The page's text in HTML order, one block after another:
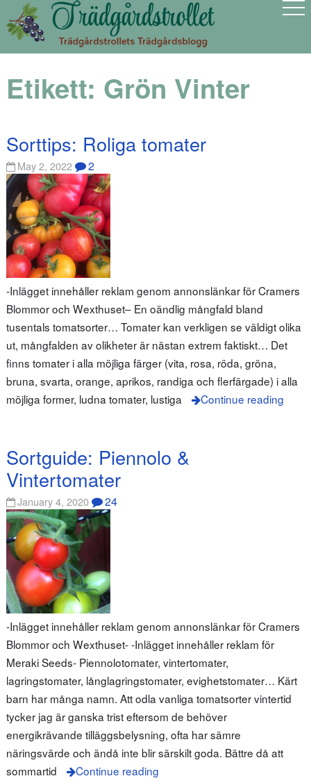
Etikett: Grön Vinter
Sorttips: Roliga tomater
May 2, 2022 2
-Inlägget innehåller reklam genom annonslänkar för Cramers
Blommor och Wexthuset– En oändlig mångfald bland
tusentals tomatsorter… Tomater kan verkligen se väldigt olika
ut, mångfalden av olikheter är nästan extrem faktiskt… Det
finns tomater i alla möjliga färger (vita, rosa, röda, gröna,
bruna, svarta, orange, aprikos, randiga och flerfärgade) i alla
möjliga former, ludna tomater, lustiga
Continue reading
Sortguide: Piennolo &
Vintertomater
January 4, 2020 24
-Inlägget innehåller reklam genom annonslänkar för Cramers
Blommor och Wexthuset- -Inlägget innehåller reklam för
Meraki Seeds- Piennolotomater, vintertomater,
lagringstomater, långlagringstomater, evighetstomater… Kärt
barn har många namn. Att odla vanliga tomatsorter vintertid
tycker jag är ganska trist eftersom de behöver
energikrävande tilläggsbelysning, ofta har sämre
näringsvärde och ändå inte blir särskilt goda. Bättre då att
sommartid
Continue reading